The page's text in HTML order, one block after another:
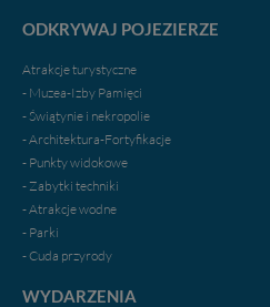
ODKRYWAJ POJEZIERZE
Atrakcje turystyczne
- Muzea-Izby Pamięci
- Świątynie i nekropolie
- Architektura-Fortyfikacje
- Punkty widokowe
- Zabytki techniki
- Atrakcje wodne
- Parki
- Cuda przyrody
WYDARZENIA